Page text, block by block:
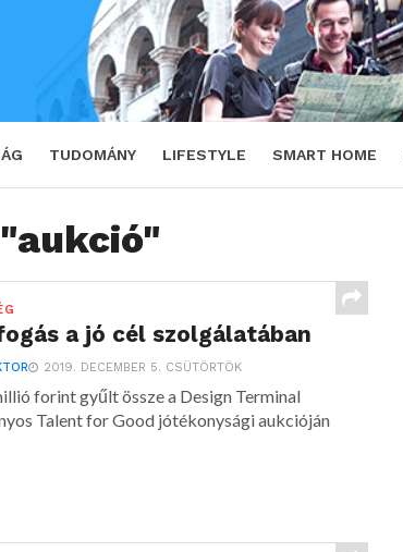
TUDOMÁNY LIFESTYLE SMART HOME
a jó cél szolgálatában
2019. DECEMBER 5. CSÜTÖRTÖK
forint gyűlt össze a Design Terminal
Talent for Good jótékonysági aukcióján